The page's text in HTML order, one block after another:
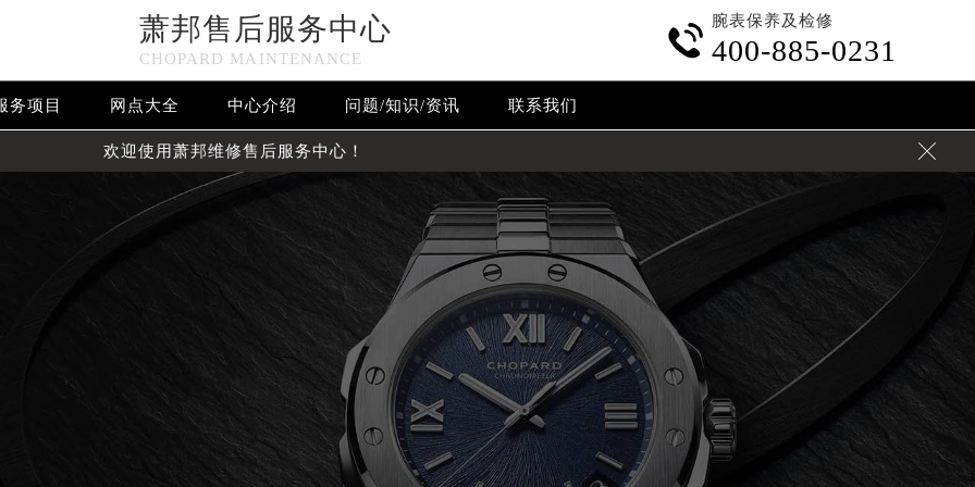
萧邦售后服务中心
CHOPARD MAINTENANCE

腕表保养及检修
400-885-0231
务项目 网点大全 中心介绍 问题/知识/资讯 联系我们
欢迎使用萧邦维修售后服务中心！ 